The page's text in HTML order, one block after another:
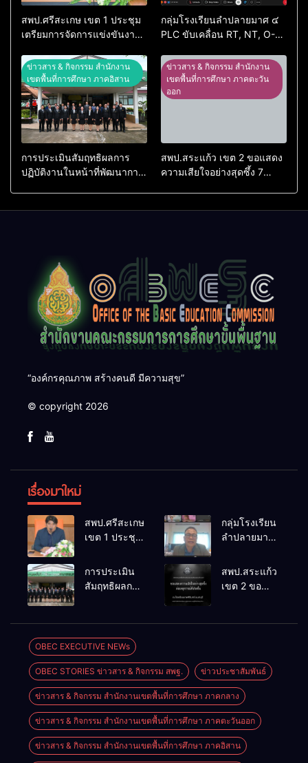
สพป.ศรีสะเกษ เขต 1 ประชุม
เตรียมการจัดการแข่งขันงาน
74 ปีการศึกษา 2569
กลุ่มโรงเรียนลำปลายมาศ ๔
PLC ขับเคลื่อน RT, NT, O-
ข่าวสาร & กิจกรรม สำนักงาน
เขตพื้นที่การศึกษา ภาคอิสาน
การประเมินสัมฤทธิผลการ
ปฏิบัติงานในหน้าที่พัฒนาการ
ข่าวสาร & กิจกรรม สำนักงาน
เขตพื้นที่การศึกษา ภาคตะวัน
ออก
สพป.สระแก้ว เขต 2 ขอแสดง
ความเสียใจอย่างสุดซึ้ง 7
“องค์กรคุณภาพ สร้างคนดี มีความสุข”
© copyright 2026
เรื่องมาใหม่
สพป.ศรีสะเกษ
เขต 1 ประชุม
จัดการ
แข่งขันงาน
ศิลปหัตถกรรม
74 ปีการ
ศึกษา 2569
กลุ่มโรงเรียน
ลำปลายมาศ
เคลื่อน RT,
NT, O-NET
การประเมิน
สัมฤทธิผลการ
ศึกษา
ตำแหน่ง รอง
ผู้อำนวยการ
สถานศึกษา
สพป.สระแก้ว
เขต 2 ขอ
OBEC EXECUTIVE NEWs
OBEC STORIES ข่าวสาร & กิจกรรม สพฐ. ข่าวประชาสัมพันธ์
ข่าวสาร & กิจกรรม สำนักงานเขตพื้นที่การศึกษา ภาคกลาง
ข่าวสาร & กิจกรรม สำนักงานเขตพื้นที่การศึกษา ภาคตะวันออก
ข่าวสาร & กิจกรรม สำนักงานเขตพื้นที่การศึกษา ภาคอิสาน